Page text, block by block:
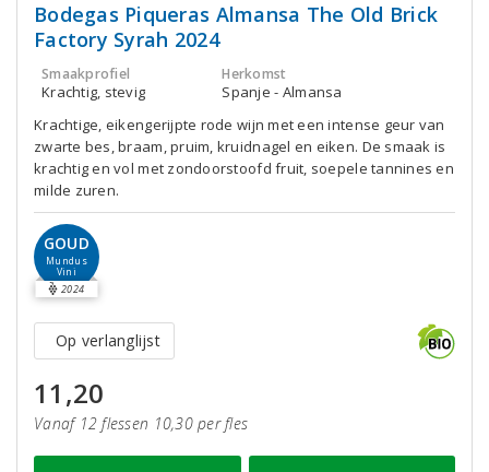
Bodegas Piqueras Almansa The Old Brick
Factory Syrah 2024
Smaakprofiel
Krachtig, stevig
Herkomst
Spanje - Almansa
Krachtige, eikengerijpte rode wijn met een intense geur van
zwarte bes, braam, pruim, kruidnagel en eiken. De smaak is
krachtig en vol met zondoorstoofd fruit, soepele tannines en
milde zuren.
GOUD
Mundus
Vini
2024
Op verlanglijst
11,20
Vanaf 12 flessen 10,30 per fles